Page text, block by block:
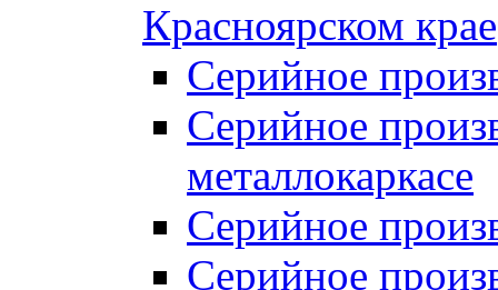
Красноярском крае
Серийное
Серийное
металлокаркасе
Серийное
Серийное